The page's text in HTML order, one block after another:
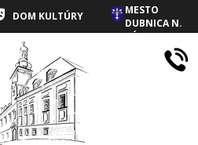
DOM KULTÚRY
MESTO
DUBNICA N.
VÁHOM